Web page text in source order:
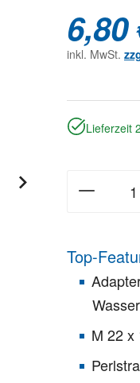
6,80
inkl. MwSt.
Lieferzeit
Top-
M 22 x